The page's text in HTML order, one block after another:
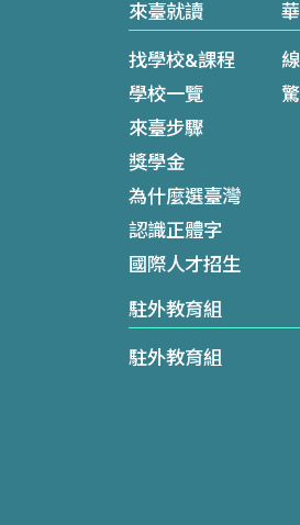
來臺就讀
找學校&課程
學校一覽
來臺步驟
獎學金
為什麼選臺灣
認識正體字
國際人才招生
駐外教育組
駐外教育組